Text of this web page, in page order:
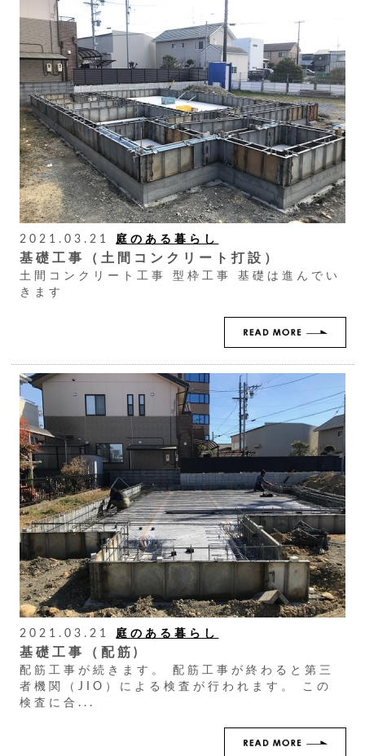
2021.03.21 庭のある暮らし
基礎工事（土間コンクリート打設）
土間コンクリート工事 型枠工事 基礎は進んでい
きます
2021.03.21 庭のある暮らし
基礎工事（配筋)
配筋工事が続きます。 配筋工事が終わると第三
者機関（JIO）による検査が行われます。 この
検査に合...